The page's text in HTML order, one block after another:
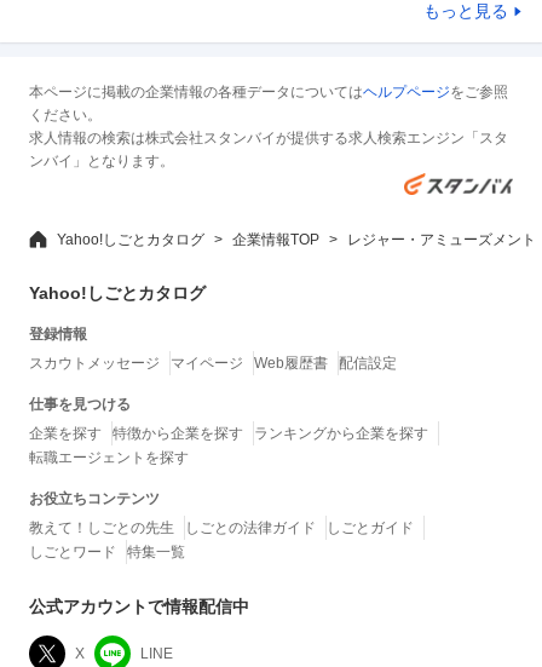
もっと見る
本ページに掲載の企業情報の各種データについてはヘルプページをご参照
ください。
求人情報の検索は株式会社スタンバイが提供する求人検索エンジン「スタ
ンバイ」となります。
Yahoo!しごとカタログ 企業情報TOP レジャー・アミューズメント
Yahoo!しごとカタログ
登録情報
スカウトメッセージ
マイページ Web履歴書 配信設定
仕事を見つける
企業を探す
特徴から企業を探す
ランキングから企業を探す
転職エージェントを探す
お役立ちコンテンツ
教えて！しごとの先生
しごとの法律ガイド
しごとガイド
しごとワード
特集一覧
公式アカウントで情報配信中
X LINE